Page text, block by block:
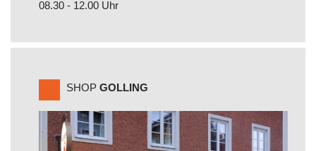
08.30 - 12.00 Uhr
SHOP GOLLING